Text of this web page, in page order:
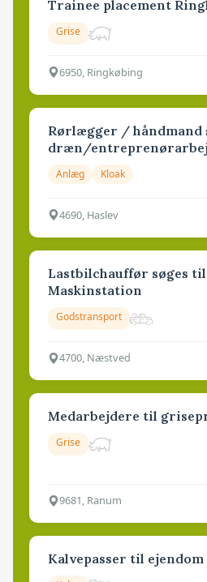
Trainee placement
Grise
6950, Ringkøbing
Rørlægger / håndmand
dræn/
Anlæg Kloak
4690, Haslev
Lastbilchauffør søges
Maskinstation
Godstransport
4700, Næstved
Medarbejdere til
Grise
9681, Ranum
Kalvepasser til